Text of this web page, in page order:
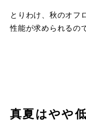
とりわけ、秋のオフ
性能が求められるの
真夏はやや